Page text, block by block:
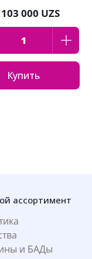
103 000 UZS
Купить
ассортимент
и БАДы